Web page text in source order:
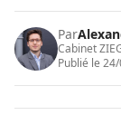
Par
Cabinet
Publié le